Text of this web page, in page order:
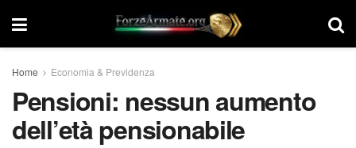
Home Economia & Previdenza
Pensioni: nessun aumento
dell’età pensionabile